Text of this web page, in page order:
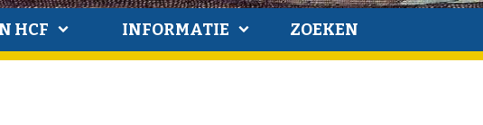
HCF INFORMATIE ZOEKEN